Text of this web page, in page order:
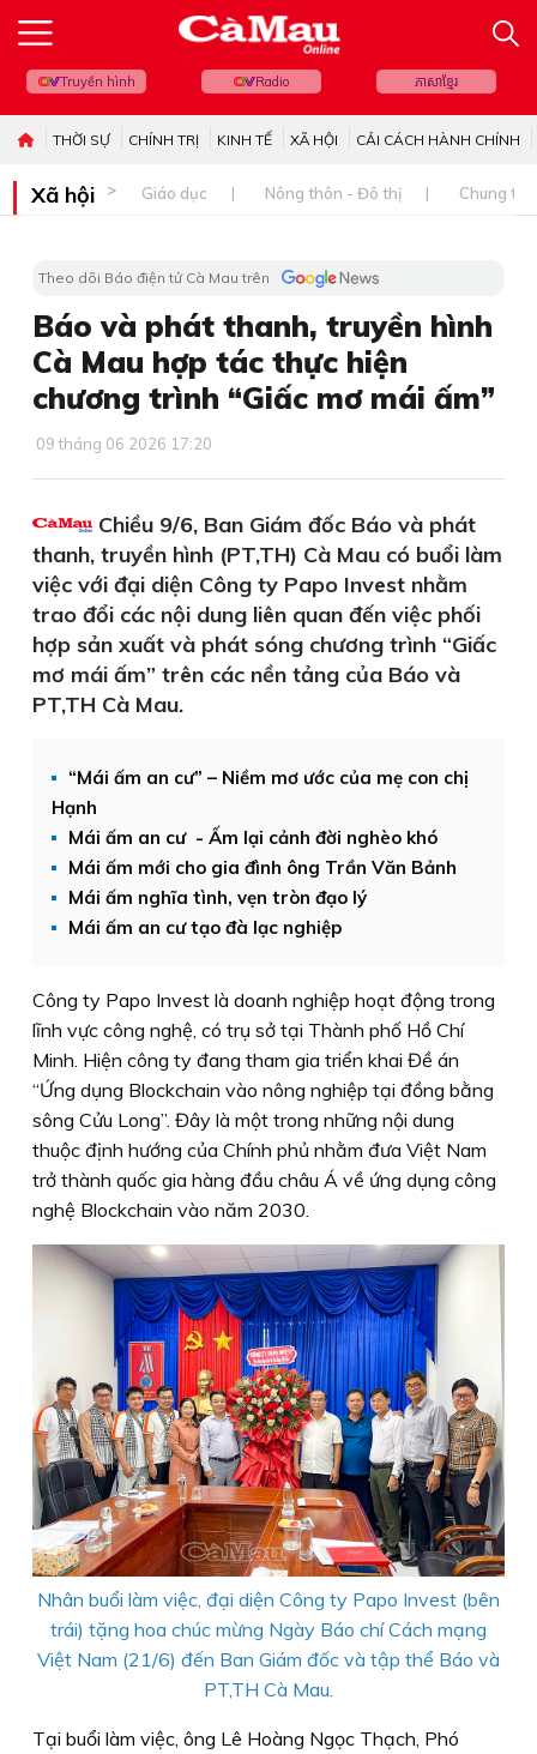
Truyền hình Radio ភាសាខ្មែរ
THỜI SỰ CHÍNH TRỊ KINH TẾ XÃ HỘI CẢI CÁCH HÀNH CHÍNH
Xã hội Giáo dục Nông thôn - Đô thị Chung
Theo dõi Báo điện tử Cà Mau trên
Báo và phát thanh, truyền hình
Cà Mau hợp tác thực hiện
chương trình “Giấc mơ mái ấm”
09 tháng 06 2026 17:20
Chiều 9/6, Ban Giám đốc Báo và phát
thanh, truyền hình (PT,TH) Cà Mau có buổi làm
việc với đại diện Công ty Papo Invest nhằm
trao đổi các nội dung liên quan đến việc phối
hợp sản xuất và phát sóng chương trình “Giấc
mơ mái ấm” trên các nền tảng của Báo và
PT,TH Cà Mau.
“Mái ấm an cư” – Niềm mơ ước của mẹ con chị
Hạnh
Mái ấm an cư - Ấm lại cảnh đời nghèo khó
Mái ấm mới cho gia đình ông Trần Văn Bảnh
Mái ấm nghĩa tình, vẹn tròn đạo lý
Mái ấm an cư tạo đà lạc nghiệp
Công ty Papo Invest là doanh nghiệp hoạt động trong
lĩnh vực công nghệ, có trụ sở tại Thành phố Hồ Chí
Minh. Hiện công ty đang tham gia triển khai Đề án
“Ứng dụng Blockchain vào nông nghiệp tại đồng bằng
sông Cửu Long”. Đây là một trong những nội dung
thuộc định hướng của Chính phủ nhằm đưa Việt Nam
trở thành quốc gia hàng đầu châu Á về ứng dụng công
nghệ Blockchain vào năm 2030.
Nhân buổi làm việc, đại diện Công ty Papo Invest (bên
trái) tặng hoa chúc mừng Ngày Báo chí Cách mạng
Việt Nam (21/6) đến Ban Giám đốc và tập thể Báo và
PT,TH Cà Mau.
Tại buổi làm việc, ông Lê Hoàng Ngọc Thạch, Phó